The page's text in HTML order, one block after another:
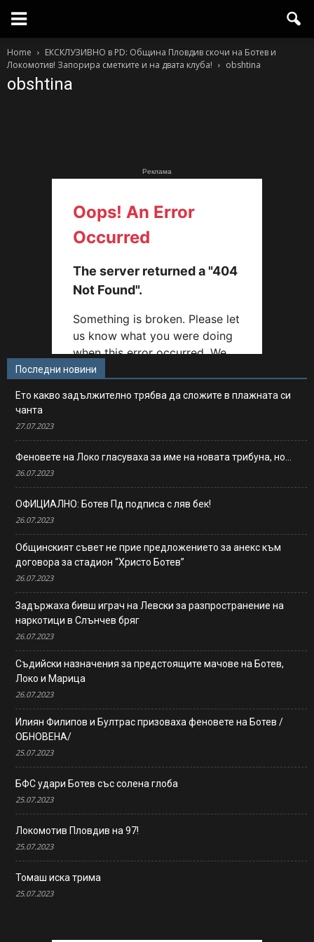
Home
ЕКСКЛУЗИВНО в PD: Община Пловдив скочи на Ботев и
Локомотив! Запорира сметките и на двата клуба!
obshtina
obshtina
Реклама
Последни новини
Ето какво задължително трябва да сложите в плажната си
чанта
27.07.2023
Феновете на Локо гласуваха за име на новата трибуна, но…
26.07.2023
ОФИЦИАЛНО: Ботев Пд подписа с ляв бек!
26.07.2023
Общинският съвет не прие предложението за анекс към
договора за стадион “Христо Ботев”
26.07.2023
Задържаха бивш играч на Левски за разпространение на
наркотици в Слънчев бряг
26.07.2023
Съдийски назначения за предстоящите мачове на Ботев,
Локо и Марица
26.07.2023
Илиян Филипов и Бултрас призоваха феновете на Ботев /
ОБНОВЕНА/
25.07.2023
БФС удари Ботев със солена глоба
25.07.2023
Локомотив Пловдив на 97!
25.07.2023
Томаш иска трима
25.07.2023